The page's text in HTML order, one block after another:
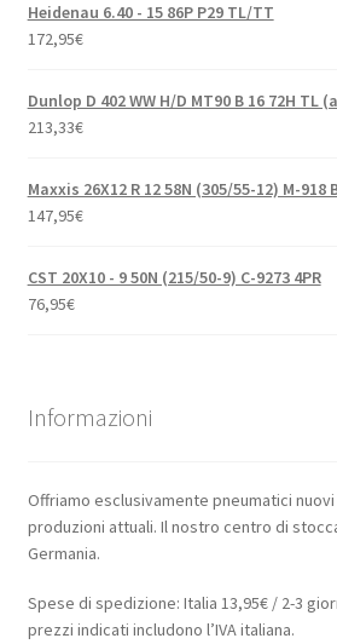
Heidenau 6.40 - 15 86P P29 TL/TT
172,95€
Dunlop D 402 WW H/D MT90 B 16 72H TL
213,33€
Maxxis 26X12 R 12 58N (305/55-12) M-918
147,95€
CST 20X10 - 9 50N (215/50-9) C-9273 4PR
76,95€
Informazioni
Offriamo esclusivamente pneumatici
produzioni attuali. Il nostro centro di
Germania.
Spese di spedizione: Italia 13,95€ / 2-3
prezzi indicati includono l’IVA italiana.